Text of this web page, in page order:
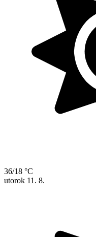
36/18 °C
utorok 11. 8.